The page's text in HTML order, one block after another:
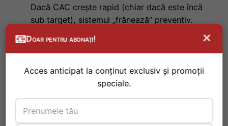
Dacă CAC crește rapid (chiar dacă este încă
sub target), sistemul „frânează” preventiv.
previzibil.
Descoperi&tcedil;i mai mult →
Google Drive vs OneDrive vs Dropbox: Ce să
📧Doar pentru abonați! ×
Acces anticipat la conținut exclusiv și promoții
speciale.